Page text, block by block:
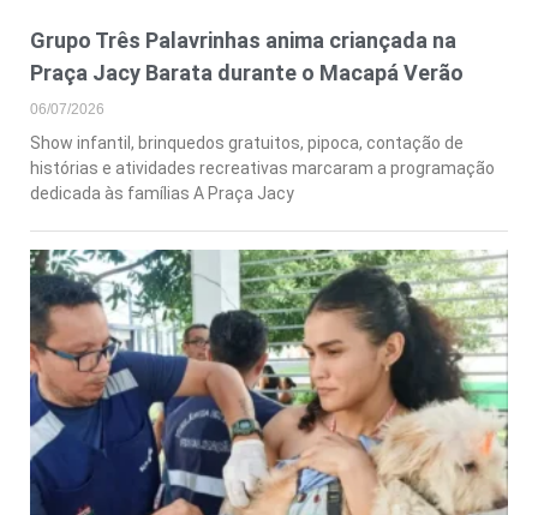
Grupo Três Palavrinhas anima criançada na
Praça Jacy Barata durante o Macapá Verão
06/07/2026
Show infantil, brinquedos gratuitos, pipoca, contação de
histórias e atividades recreativas marcaram a programação
dedicada às famílias A Praça Jacy